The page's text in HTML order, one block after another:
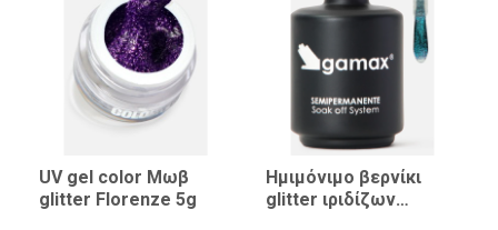
UV gel color Μωβ
glitter Florenze 5g
Ημιμόνιμο βερνίκι
glitter ιριδίζων